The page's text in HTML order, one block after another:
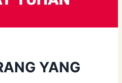
YANG